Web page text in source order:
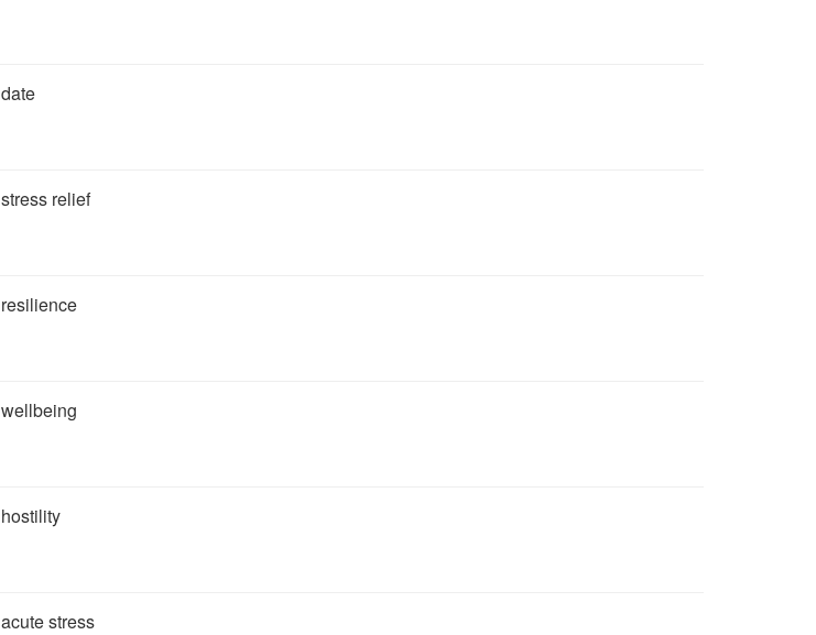
date
stress relief
resilience
wellbeing
hostility
acute stress